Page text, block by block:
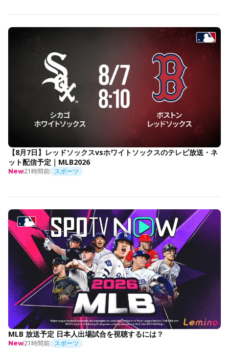
【8月7日】レッドソックスvsホワイトソックスのテレビ放送・ネ
ット配信予定｜MLB2026
New21時間前 スポーツ
MLB 放送予定 日本人出場試合を視聴するには？
New21時間前 スポーツ